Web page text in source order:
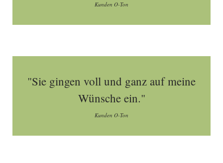
Kunden O-Ton
"Sie gingen voll und ganz auf meine
Wünsche ein."
Kunden O-Ton